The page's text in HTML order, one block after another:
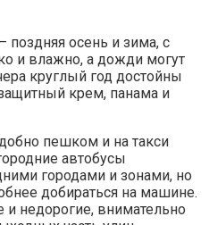
осень и зима, с
и влажно, а дожди могут
круглый год достойны
крем, панама и
пешком и на такси
автобусы
городами и зонами, но
добираться на машине.
и недорогие, внимательно